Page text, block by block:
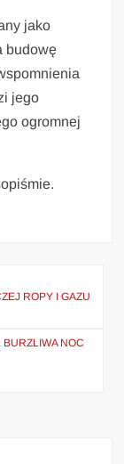
jako
budowę
jego
ogromnej
ROPY I GAZU
NOC